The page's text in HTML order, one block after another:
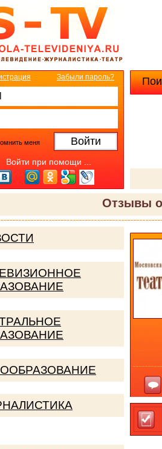
Отзывы о
Забыли пароль?
меня
Войти при помощи ...